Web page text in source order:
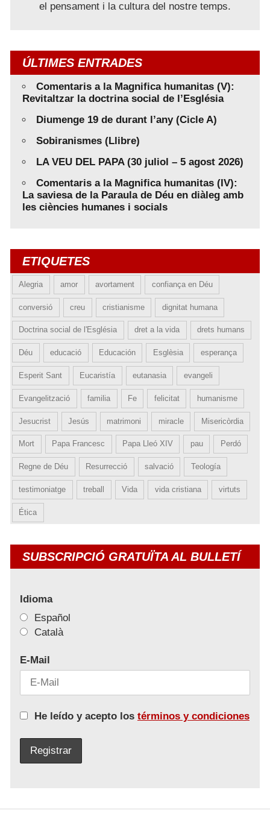
el pensament i la cultura del nostre temps.
ÚLTIMES ENTRADES
Comentaris a la Magnifica humanitas (V):
Revitaltzar la doctrina social de l’Església
Diumenge 19 de durant l’any (Cicle A)
Sobiranismes (Llibre)
LA VEU DEL PAPA (30 juliol – 5 agost 2026)
Comentaris a la Magnifica humanitas (IV):
La saviesa de la Paraula de Déu en diàleg amb
les ciències humanes i socials
ETIQUETES
Alegria amor avortament confiança en Déu
conversió creu cristianisme dignitat humana
Doctrina social de l'Església dret a la vida drets humans
Déu educació Educación Esglèsia esperança
Esperit Sant Eucaristía eutanasia evangeli
Evangelització familia Fe felicitat humanisme
Jesucrist Jesús matrimoni miracle Misericòrdia
Mort Papa Francesc Papa Lleó XIV pau Perdó
Regne de Déu Resurrecció salvació Teología
testimoniatge treball Vida vida cristiana virtuts
Ética
SUBSCRIPCIÓ GRATUÏTA AL BULLETÍ
Idioma
Español
Català
E-Mail
He leído y acepto los términos y condiciones